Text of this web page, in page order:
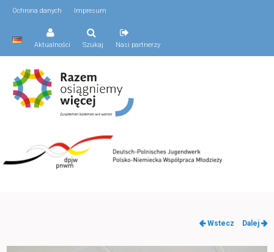
Ochrona danych Impresum
Aktualności Szukaj Nasi partnerzy
Nawigacja
wpisach
Wstecz Dalej